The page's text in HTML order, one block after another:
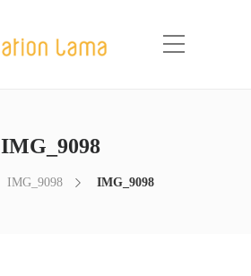
IMG_9098
IMG_9098 IMG_9098